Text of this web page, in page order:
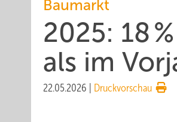
Baumarkt
2025: 18
als im
22.05.2026 Druckvorschau